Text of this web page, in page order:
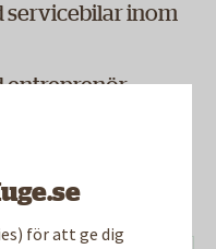
för att ge dig
servicebilar inom
entreprenör -
- kort